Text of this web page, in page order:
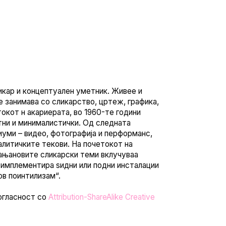
и концептуален уметник. Живее и
со сликарство, цртеж, графика,
н акариерата, во 1960-те години
и минималистички. Од следната
– видео, фотографија и перформанс,
текови. На почетокот на
сликарски теми вклучуваа
ѕидни или подни инсталации
поинтилизам“.
со Attribution-ShareAlike Creative